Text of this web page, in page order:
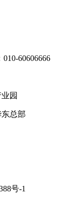
60606666
园
总部
号-1